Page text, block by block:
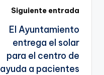
a
te
Siguiente entrada
El Ayuntamiento
entrega el solar
para el centro de
ayuda a pacientes